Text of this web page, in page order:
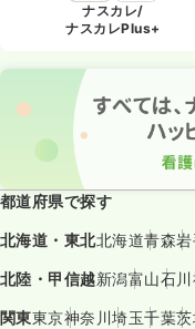
ナスカレ/
ナスカレPlus+
都道府県で探す
北海道・東北北海道青森
北陸・甲信越新潟富山石川
関東東京神奈川埼玉千葉